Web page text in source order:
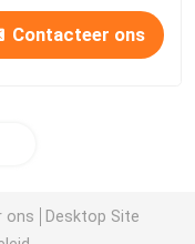
Contacteer ons
ons
Desktop Site